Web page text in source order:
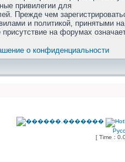
привилегии для
Прежде чем
и политикой, принятыми на
на форумах
о конфиденциальности
[ Time :